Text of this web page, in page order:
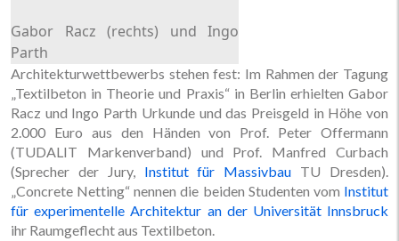
Gabor Racz (rechts) und Ingo
Parth
Architekturwettbewerbs stehen fest: Im Rahmen der Tagung
„Textilbeton in Theorie und Praxis“ in Berlin erhielten Gabor
Racz und Ingo Parth Urkunde und das Preisgeld in Höhe von
2.000 Euro aus den Händen von Prof. Peter Offermann
(TUDALIT Markenverband) und Prof. Manfred Curbach
(Sprecher der Jury, Institut für Massivbau TU Dresden).
„Concrete Netting“ nennen die beiden Studenten vom Institut
für experimentelle Architektur an der Universität Innsbruck
ihr Raumgeflecht aus Textilbeton.